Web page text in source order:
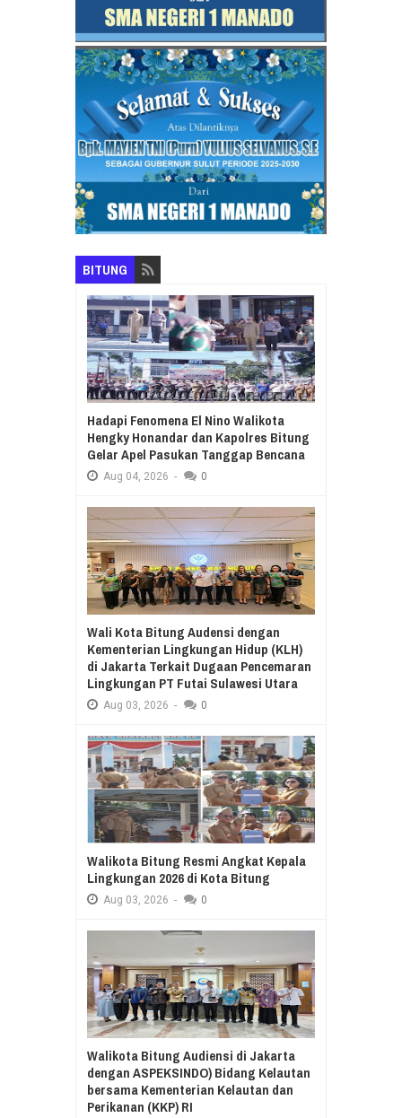
BITUNG
Hadapi Fenomena El Nino Walikota
Hengky Honandar dan Kapolres Bitung
Gelar Apel Pasukan Tanggap Bencana
Aug 04, 2026 - 0
Wali Kota Bitung Audensi dengan
Kementerian Lingkungan Hidup (KLH)
di Jakarta Terkait Dugaan Pencemaran
Lingkungan PT Futai Sulawesi Utara
Aug 03, 2026 - 0
Walikota Bitung Resmi Angkat Kepala
Lingkungan 2026 di Kota Bitung
Aug 03, 2026 - 0
Walikota Bitung Audiensi di Jakarta
dengan ASPEKSINDO) Bidang Kelautan
bersama Kementerian Kelautan dan
Perikanan (KKP) RI